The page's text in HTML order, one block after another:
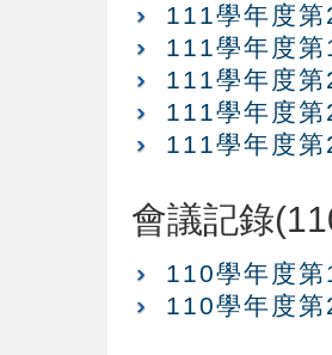
111學年度
111學年度
111學年度
111學年度
111學年度
會議記錄
110學年度
110學年度